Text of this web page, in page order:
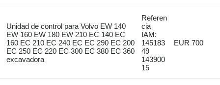
Unidad de control para Volvo EW 140
EW 160 EW 180 EW 210 EC 140 EC
160 EC 210 EC 240 EC EC 290 EC 200
EC 250 EC 220 EC 300 EC 380 EC 360
excavadora
Referen
cia
IAM:
145183
49
143900
15
EUR 700